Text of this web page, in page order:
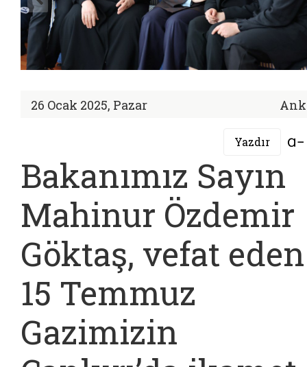
26 Ocak 2025, Pazar
Yazdır
Bakanımız Sayın
Mahinur Özdemir
Göktaş, vefat eden
15 Temmuz
Gazimizin